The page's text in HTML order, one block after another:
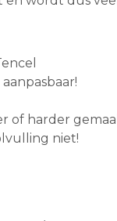
of harder
niet!